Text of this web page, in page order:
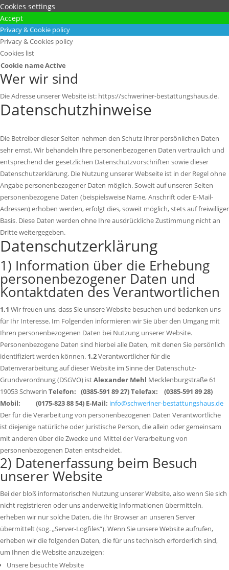
Cookies settings
Accept
Privacy & Cookie policy
Privacy & Cookies policy
Cookies list
Cookie nameActive
Wer wir sind
Die Adresse unserer Website ist: https://schweriner-bestattungshaus.de.
Datenschutzhinweise
Die Betreiber dieser Seiten nehmen den Schutz Ihrer persönlichen Daten
sehr ernst. Wir behandeln Ihre personenbezogenen Daten vertraulich und
entsprechend der gesetzlichen Datenschutzvorschriften sowie dieser
Datenschutzerklärung. Die Nutzung unserer Webseite ist in der Regel ohne
Angabe personenbezogener Daten möglich. Soweit auf unseren Seiten
personenbezogene Daten (beispielsweise Name, Anschrift oder E-Mail-
Adressen) erhoben werden, erfolgt dies, soweit möglich, stets auf freiwilliger
Basis. Diese Daten werden ohne Ihre ausdrückliche Zustimmung nicht an
Dritte weitergegeben.
Datenschutzerklärung
1) Information über die Erhebung
personenbezogener Daten und
Kontaktdaten des Verantwortlichen
1.1 Wir freuen uns, dass Sie unsere Website besuchen und bedanken uns
für Ihr Interesse. Im Folgenden informieren wir Sie über den Umgang mit
Ihren personenbezogenen Daten bei Nutzung unserer Website.
Personenbezogene Daten sind hierbei alle Daten, mit denen Sie persönlich
identifiziert werden können. 1.2Verantwortlicher für die
Datenverarbeitung auf dieser Website im Sinne der Datenschutz-
Grundverordnung (DSGVO) istAlexander Mehl Mecklenburgstraße 61
19053 Schwerin Telefon: (0385-591 89 27)Telefax: (0385-591 89 28)
Mobil: (0175-823 88 54) E-Mail: info@schweriner-bestattungshaus.de
Der für die Verarbeitung von personenbezogenen Daten Verantwortliche
ist diejenige natürliche oder juristische Person, die allein oder gemeinsam
mit anderen über die Zwecke und Mittel der Verarbeitung von
personenbezogenen Daten entscheidet.
2) Datenerfassung beim Besuch
unserer Website
Bei der bloß informatorischen Nutzung unserer Website, also wenn Sie sich
nicht registrieren oder uns anderweitig Informationen übermitteln,
erheben wir nur solche Daten, die Ihr Browser an unseren Server
übermittelt (sog. „Server-Logfiles“). Wenn Sie unsere Website aufrufen,
erheben wir die folgenden Daten, die für uns technisch erforderlich sind,
um Ihnen die Website anzuzeigen:
Unsere besuchte Website